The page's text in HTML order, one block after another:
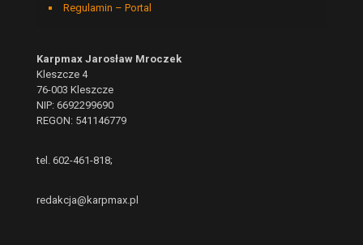
Regulamin – Portal
Karpmax Jarosław Mroczek
Kleszcze 4
76-003 Kleszcze
NIP: 6692299690
REGON: 541146779
tel. 602-461-818;
redakcja@karpmax.pl